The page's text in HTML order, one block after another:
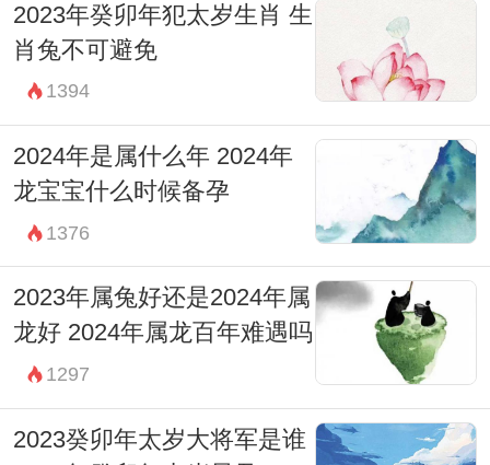
2023年癸卯年犯太岁生肖 生
肖兔不可避免
1394
2024年是属什么年 2024年
龙宝宝什么时候备孕
1376
2023年属兔好还是2024年属
龙好 2024年属龙百年难遇吗
1297
2023癸卯年太岁大将军是谁